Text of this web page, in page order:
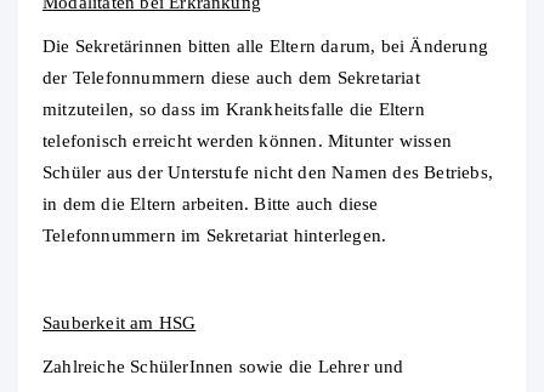
Die Sekretärinnen bitten alle Eltern darum, bei Änderung
der Telefonnummern diese auch dem Sekretariat
mitzuteilen, so dass im Krankheitsfalle die Eltern
telefonisch erreicht werden können. Mitunter wissen
Schüler aus der Unterstufe nicht den Namen des Betriebs,
in dem die Eltern arbeiten. Bitte auch diese
Telefonnummern im Sekretariat hinterlegen.
Sauberkeit am HSG
Zahlreiche SchülerInnen sowie die Lehrer und